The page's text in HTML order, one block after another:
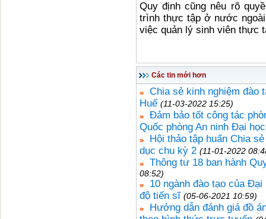
Quy định cũng nêu rõ
trình thực tập ở nước
việc quản lý sinh viên thực
Các tin mới hơn
Chia sẻ kinh nghiệm
Huế (11-03-2022 15:25)
Đảm bảo tốt công tác
Quốc phòng An ninh Đại
Hội thảo tập huấn Chia
dục chu kỳ 2 (11-01-2022
Thông tư 18 ban hành
08:52)
10 ngành đào tạo của
độ tiến sĩ (05-06-2021 10:59)
Hướng dẫn đánh giá đồ